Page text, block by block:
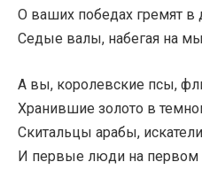
О ваших победах гремят в
Седые валы, набегая на
А вы, королевские псы,
Хранившие золото в
Скитальцы арабы,
И первые люди на первом